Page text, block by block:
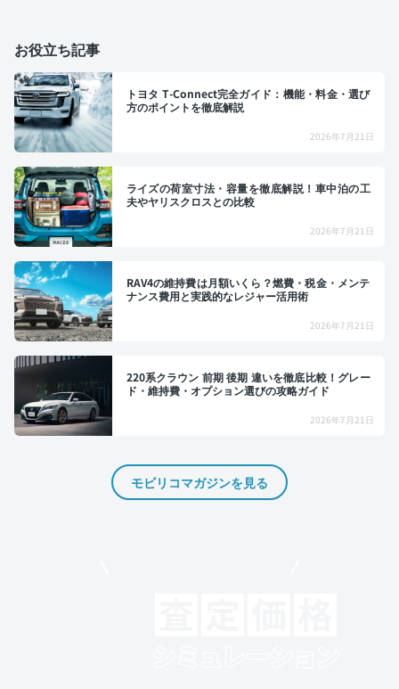
お役立ち記事
トヨタ T-Connect完全ガイド：機能・料金・選び
方のポイントを徹底解説
2026年7月21日
ライズの荷室寸法・容量を徹底解説！車中泊の工
夫やヤリスクロスとの比較
2026年7月21日
RAV4の維持費は月額いくら？燃費・税金・メンテ
ナンス費用と実践的なレジャー活用術
2026年7月21日
220系クラウン 前期 後期 違いを徹底比較！グレー
ド・維持費・オプション選びの攻略ガイド
2026年7月21日
モビリコマガジンを見る